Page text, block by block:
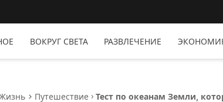
ВОКРУГ СВЕТА РАЗВЛЕЧЕНИЕ
Путешествие
Тест по океанам Земли,